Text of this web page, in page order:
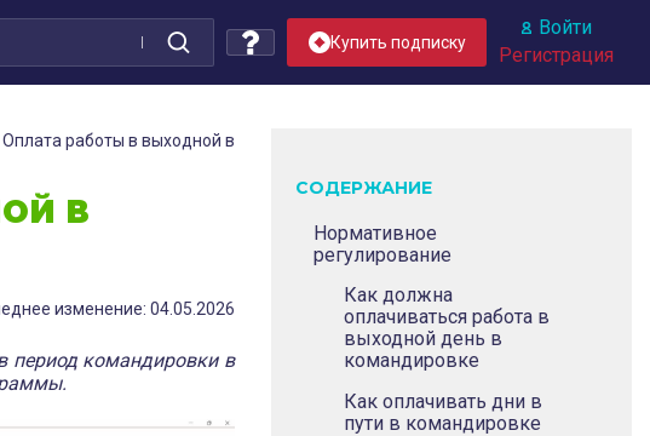
Купить подписку
Войти
Регистрация
Оплата работы в выходной в
В
изменение: 04.05.2026
период командировки в
СОДЕРЖАНИЕ
Нормативное
регулирование
Как должна
оплачиваться работа в
выходной день в
командировке
Как оплачивать дни в
пути в командировке